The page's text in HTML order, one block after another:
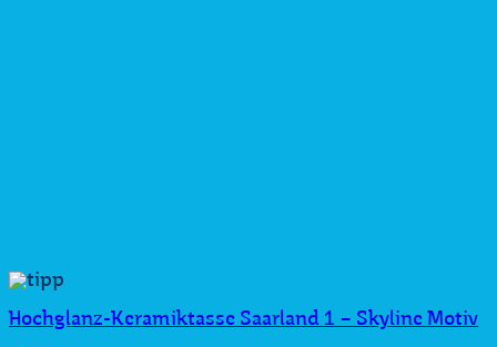
Hochglanz-Keramiktasse Saarland 1 – Skyline Motiv